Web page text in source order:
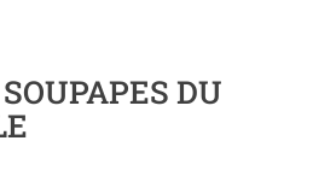
DU